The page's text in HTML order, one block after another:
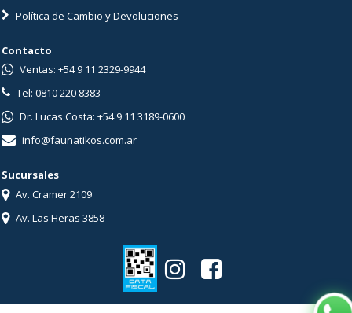
Política de Cambio y Devoluciones
Contacto
Ventas: +54 9 11 2329-9944
Tel: 0810 220 8383
Dr. Lucas Costa: +54 9 11 3189-0600
info@faunatikos.com.ar
Sucursales
Av. Cramer 2109
Av. Las Heras 3858